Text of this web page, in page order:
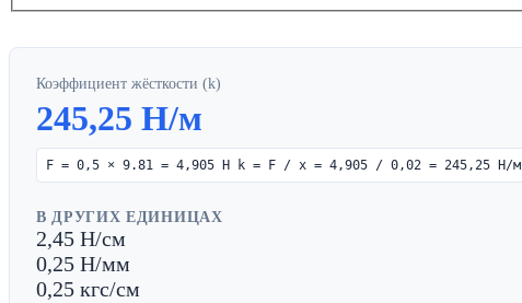
Коэффициент жёсткости (k)
245,25 Н/м
F = 0,5 × 9.81 = 4,905 Н k = F / x = 4,905 / 0,02 = 245,25 Н/м
В ДРУГИХ ЕДИНИЦАХ
2,45 Н/см
0,25 Н/мм
0,25 кгс/см